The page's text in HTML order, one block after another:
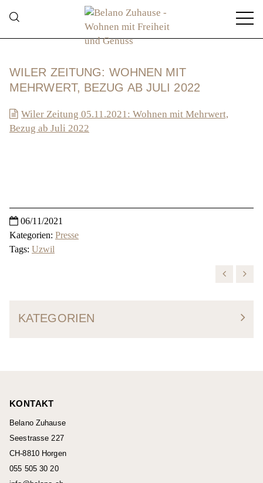
KATEGORIEN
WILER ZEITUNG: WOHNEN MIT
MEHRWERT, BEZUG AB JULI 2022
Wiler Zeitung 05.11.2021: Wohnen mit Mehrwert,
Bezug ab Juli 2022
06/11/2021
Kategorien: Presse
Tags: Uzwil
KONTAKT
Belano Zuhause
Seestrasse 227
CH-8810 Horgen
055 505 30 20